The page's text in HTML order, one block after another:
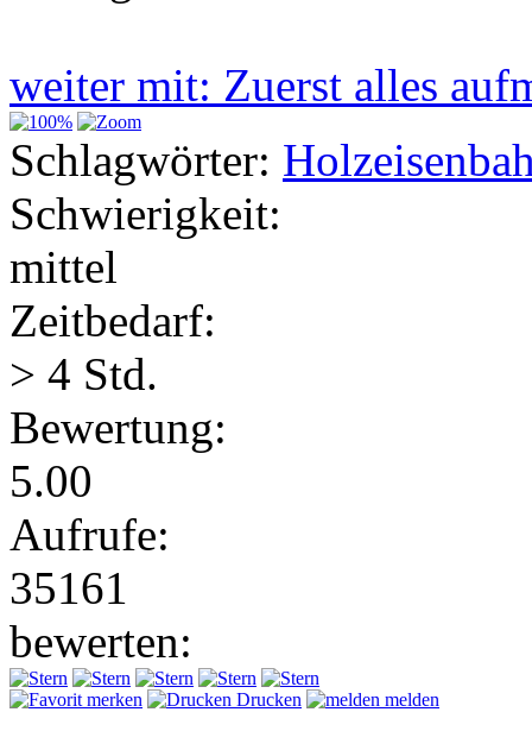
weiter mit: Zuerst alles
Schlagwörter:
Schwierigkeit:
mittel
Zeitbedarf:
> 4 Std.
Bewertung:
5.00
Aufrufe:
35161
bewerten:
merken Drucken melden